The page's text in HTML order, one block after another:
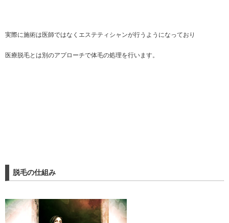
実際に施術は医師ではなくエステティシャンが行うようになっており
医療脱毛とは別のアプローチで体毛の処理を行います。
脱毛の仕組み